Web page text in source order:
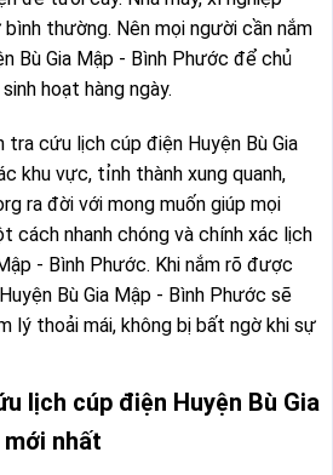
thường. Nên mọi người cần nắm
Bù Gia Mập - Bình Phước để chủ
hoạt hàng ngày.
cứu lịch cúp điện Huyện Bù Gia
khu vực, tỉnh thành xung quanh,
ra đời với mong muốn giúp mọi
cách nhanh chóng và chính xác lịch
- Bình Phước. Khi nắm rõ được
Bù Gia Mập - Bình Phước sẽ
lý thoải mái, không bị bất ngờ khi sự
lịch cúp điện Huyện Bù Gia
nhất